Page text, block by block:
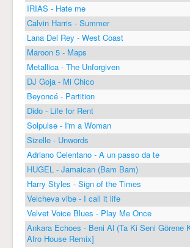
IRIAS - Hate me
Calvin Harris - Summer
Lana Del Rey - West Coast
Maroon 5 - Maps
Metallica - The Unforgiven
DJ Goja - Mi Chico
Beyoncé - Partition
Dido - Life for Rent
Solpulse - I'm a Woman
Sizelle - Unwords
Adriano Celentano - A un passo da te
HUGEL - Jamaican (Bam Bam)
Harry Styles - Sign of the Times
Velcheva vibe - I call it life
Velvet Voice Blues - Play Me Once
Ankara Echoes - Beni Al (Ta Ki Seni Görene
Afro House Remix]